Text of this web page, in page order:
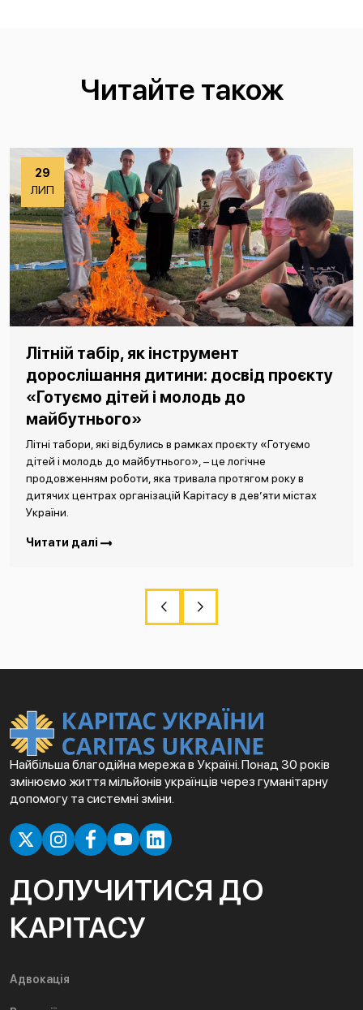
Читайте також
29
ЛИП
Літній табір, як інструмент
дорослішання дитини: досвід проєкту
«Готуємо дітей і молодь до
майбутнього»
Літні табори, які відбулись в рамках проєкту «Готуємо
дітей і молодь до майбутнього», – це логічне
продовженням роботи, яка тривала протягом року в
дитячих центрах організацій Карітасу в дев’яти містах
України.
Читати далі
Найбільша благодійна мережа в Україні. Понад 30 років
змінюємо життя мільйонів українців через гуманітарну
допомогу та системні зміни.
ДОЛУЧИТИСЯ ДО
КАРІТАСУ
Адвокація